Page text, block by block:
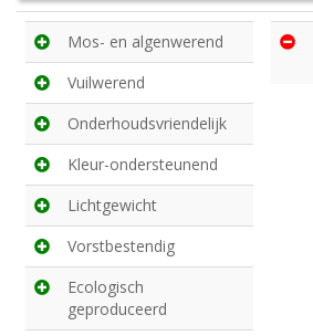
Mos- en algenwerend
Vuilwerend
Onderhoudsvriendelijk
Kleur-ondersteunend
Lichtgewicht
Vorstbestendig
Ecologisch
geproduceerd